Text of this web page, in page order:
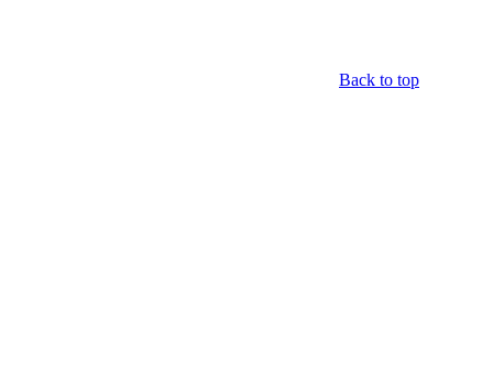
Back to top